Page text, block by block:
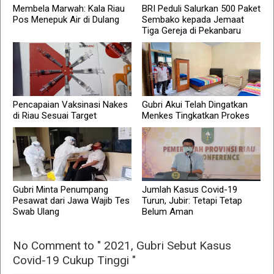
Membela Marwah: Kala Riau
Pos Menepuk Air di Dulang
BRI Peduli Salurkan 500 Paket
Sembako kepada Jemaat
Tiga Gereja di Pekanbaru
Pencapaian Vaksinasi Nakes
di Riau Sesuai Target
Gubri Akui Telah Dingatkan
Menkes Tingkatkan Prokes
Gubri Minta Penumpang
Pesawat dari Jawa Wajib Tes
Swab Ulang
Jumlah Kasus Covid-19
Turun, Jubir: Tetapi Tetap
Belum Aman
No Comment to " 2021, Gubri Sebut Kasus
Covid-19 Cukup Tinggi "